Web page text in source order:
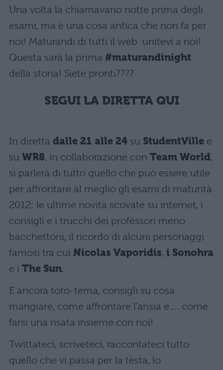
Una volta la chiamavano notte prima degli
esami, ma è una cosa antica che non fa per
noi! Maturandi di tutti il web unitevi a noi!
Questa sarà la prima #maturandinight
della storia! Siete pronti????
SEGUI LA DIRETTA QUI
In diretta dalle 21 alle 24 su StudentVille e
su WR8, in collaborazione con Team World,
si parlerà di tutto quello che può essere utile
per affrontare al meglio gli esami di maturità
2012: le ultime novità scovate su internet, i
consigli e i trucchi dei professori meno
bacchettoni, il ricordo di alcuni personaggi
famosi tra cui Nicolas Vaporidis, i Sonohra
e i The Sun.
E ancora toto-tema, consigli su cosa
mangiare, come affrontare l’ansia e…. come
farsi una risata insieme con noi!
Twittateci, scriveteci, raccontateci tutto
quello che vi passa per la testa, lo